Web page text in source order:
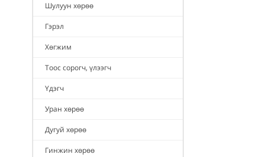
Шулуун хөрөө
Гэрэл
Хөгжим
Тоос сорогч, үлээгч
Үдэгч
Уран хөрөө
Дугуй хөрөө
Гинжин хөрөө